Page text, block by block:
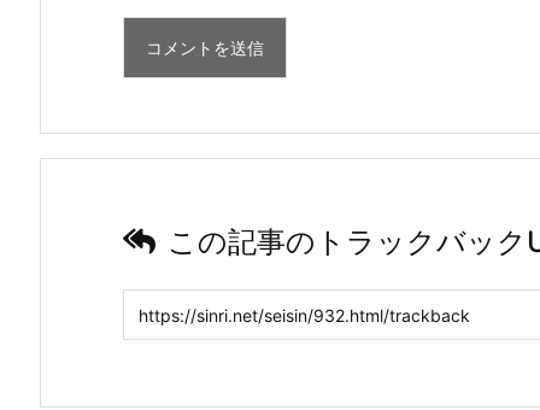
この記事のトラックバック